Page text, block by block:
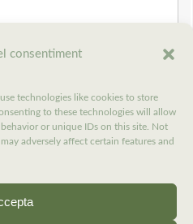
consentiment
technologies like cookies to store
to these technologies will allow
or unique IDs on this site. Not
adversely affect certain features and